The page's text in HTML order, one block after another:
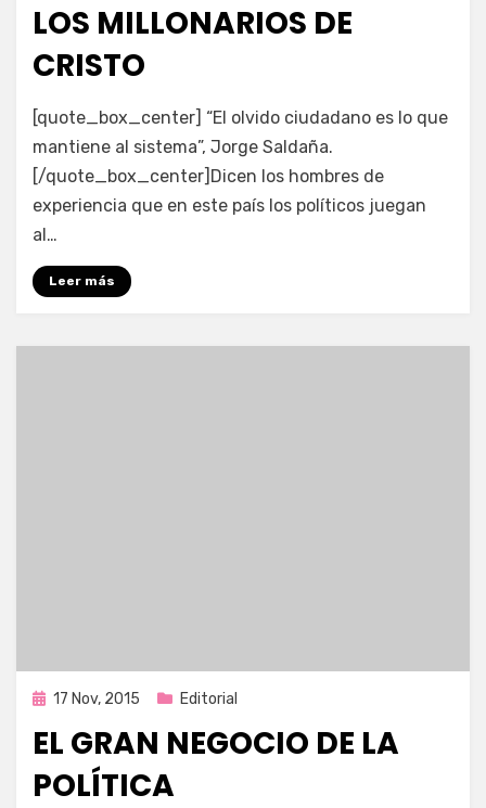
LOS MILLONARIOS DE
CRISTO
por Enrique
[quote_box_center] “El olvido ciudadano es lo que
mantiene al sistema”, Jorge Saldaña.
[/quote_box_center]Dicen los hombres de
experiencia que en este país los políticos juegan
al…
Leer más
Publicada
17 Nov, 2015 Editorial
EL GRAN NEGOCIO DE LA
POLÍTICA